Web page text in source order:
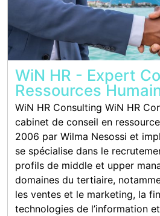
WiN HR - Expert
Ressources
WiN HR Consulting WiN HR
cabinet de conseil en
2006 par Wilma Nesossi et
se spécialise dans le
profils de middle et upper
domaines du tertiaire,
les ventes et le marketing, la
technologies de l’information